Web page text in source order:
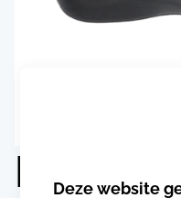
Durea